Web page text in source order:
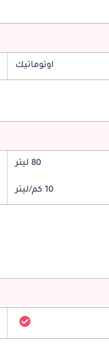
اوتوماتيك
80 ليتر
10 كم/ليتر